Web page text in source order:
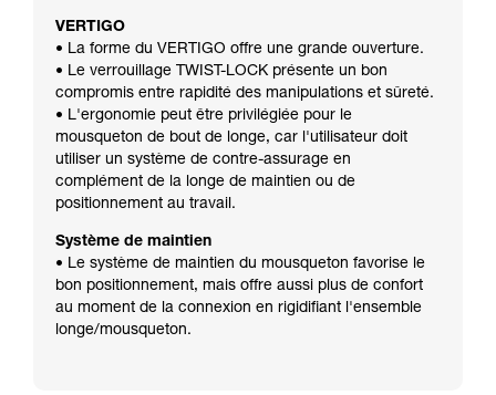
VERTIGO
• La forme du VERTIGO offre une grande ouverture.
• Le verrouillage TWIST-LOCK présente un bon
compromis entre rapidité des manipulations et sûreté.
• L'ergonomie peut être privilégiée pour le
mousqueton de bout de longe, car l'utilisateur doit
utiliser un système de contre-assurage en
complément de la longe de maintien ou de
positionnement au travail.
Système de maintien
• Le système de maintien du mousqueton favorise le
bon positionnement, mais offre aussi plus de confort
au moment de la connexion en rigidifiant l'ensemble
longe/mousqueton.